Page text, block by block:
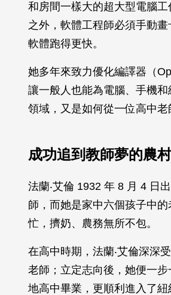
和房間一樣大的超大型電腦
之外，軟體工程師必須手動
軟體跑得更快。
她多年來致力優化編譯器（
讓一般人也能為電腦、手機
領域，又是如何從一位高中
成功追到教師夢的農
法蘭‧艾倫 1932 年 8 月 4 日
師，而她是家中六個孩子中
忙，擠奶、農務無所不包。
在高中時期，法蘭‧艾倫深深
老師；立定志向後，她便一
地高中畢業，更順利進入了